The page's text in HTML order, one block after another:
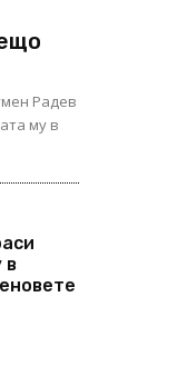
Радев
му в
в